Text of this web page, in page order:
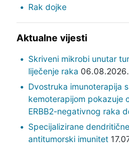
Rak dojke
Aktualne vijesti
Skriveni mikrobi unutar
liječenje raka 06.08.2026.
Dvostruka imunoterapija
kemoterapijom pokazuje
ERBB2-negativnog raka
Specijalizirane
antitumorski imunitet